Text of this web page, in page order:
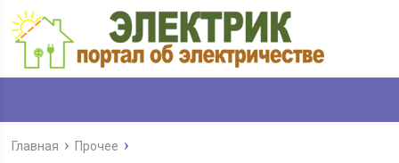
Главная Прочее